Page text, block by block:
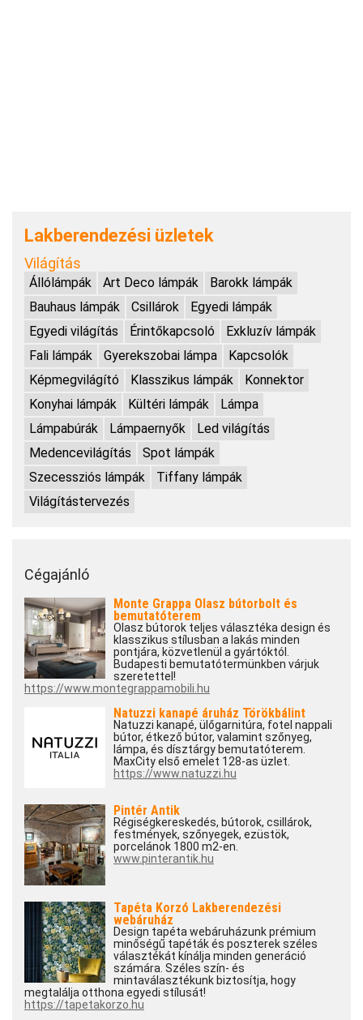
Lakberendezési üzletek
Világítás
Állólámpák Art Deco lámpák
Barokk lámpák
Bauhaus lámpák
Csillárok
Egyedi lámpák
Egyedi világítás
Érintőkapcsoló
Exkluzív lámpák
Fali lámpák
Gyerekszobai lámpa
Kapcsolók
Képmegvilágító
Klasszikus lámpák
Konnektor
Konyhai lámpák
Kültéri lámpák
Lámpa
Lámpabúrák
Lámpaernyők
Led világítás
Medencevilágítás
Spot lámpák
Szecessziós lámpák
Tiffany lámpák
Világítástervezés
Cégajánló
Monte Grappa Olasz bútorbolt és
bemutatóterem
Olasz bútorok teljes választéka design és
klasszikus stílusban a lakás minden
pontjára, közvetlenül a gyártóktól.
Budapesti bemutatótermünkben várjuk
szeretettel!
https://www.montegrappamobili.hu
Natuzzi kanapé áruház Törökbálint
Natuzzi kanapé, ülőgarnitúra, fotel nappali
bútor, étkező bútor, valamint szőnyeg,
lámpa, és dísztárgy bemutatóterem.
MaxCity első emelet 128-as üzlet.
https://www.natuzzi.hu
Pintér Antik
Régiségkereskedés, bútorok, csillárok,
festmények, szőnyegek, ezüstök,
porcelánok 1800 m2-en.
www.pinterantik.hu
Tapéta Korzó Lakberendezési
webáruház
Design tapéta webáruházunk prémium
minőségű tapéták és poszterek széles
választékát kínálja minden generáció
számára. Széles szín- és
mintaválasztékunk biztosítja, hogy
megtalálja otthona egyedi stílusát!
https://tapetakorzo.hu